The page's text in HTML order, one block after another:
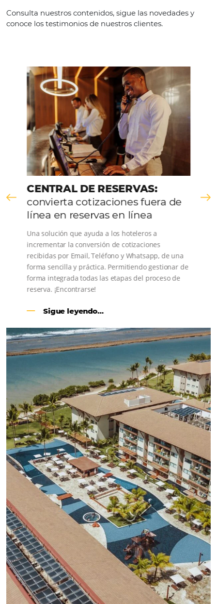
Big Data se presentan precisamente
con este objetivo, traerinformación
Red y Destino, preservando siempre
la integridad y confidencialidad de
estos datos con la más estricta
gobernanza. reglas.
Usar junto con HiQ
Demand
Disponer de una plataforma completa con
soluciones e informes para la gestión de ventas con
Big Data.
Para hoteles y cadenas
HiQ Market Analytics Bee Price – RMS Light
¿Cómo puede ayudarte
Omnibees ayuda a simplificar la distribución hotelera,
aumentar las ventas y retener a los huéspedes, con un
conjunto de soluciones enfocadas en la conversión y
resultados.
DESCUBRA LAS SOLUCIONES OMNIBEES